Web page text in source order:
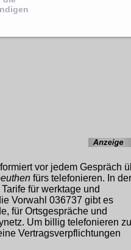
vor jedem Gespräch
fürs telefonieren. In der
für werktage und
Vorwahl 036737 gibt es
für Ortsgespräche und
Um billig telefonieren zu
Vertragsverpflichtungen